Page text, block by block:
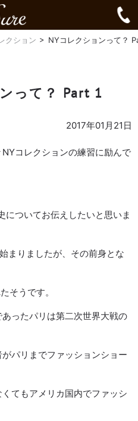
クション NYコレクションって？
って？ Part 1
2017年01月21日
コレクションの練習に励んで
についてお伝えしたいと思いま
まりましたが、その前身とな
そうです。
ったパリは第二次世界大戦の
パリまでファッションショー
てもアメリカ国内でファッシ